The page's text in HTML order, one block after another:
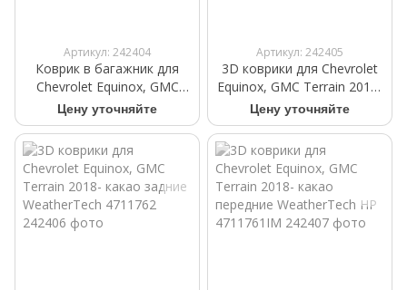
Артикул: 242404
Коврик в багажник для
Chevrolet Equinox, GMC
Terrain 2018- какао
WeatherTech 431018
Цену уточняйте
Артикул: 242405
3D коврики для Chevrolet
Equinox, GMC Terrain 2018-
какао задние WeatherTech
HP 4711762IM
Цену уточняйте